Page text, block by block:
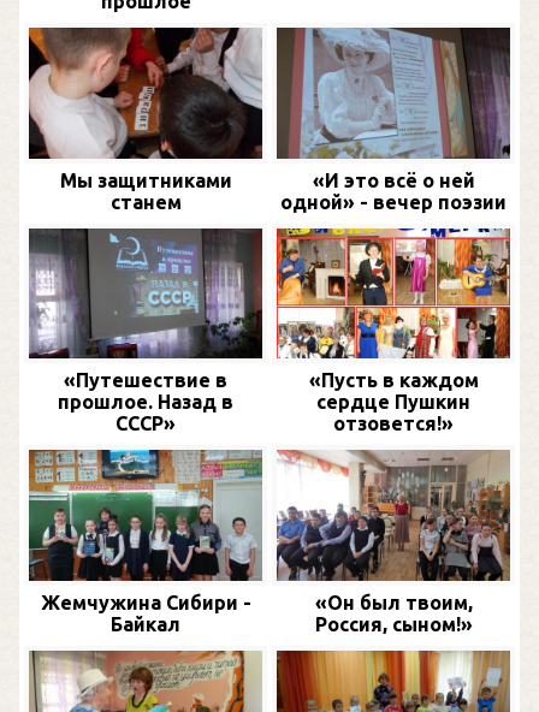
Мы защитниками
станем
«И это всё о ней
одной» - вечер поэзии
«Путешествие в
прошлое. Назад в
СССР»
«Пусть в каждом
сердце Пушкин
отзовется!»
Жемчужина Сибири -
Байкал
«Он был твоим,
Россия, сыном!»